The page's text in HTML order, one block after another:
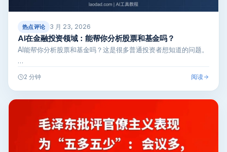
热点评论 3 月 23, 2026
AI在金融投资领域：能帮你分析股票和基金吗？
AI能帮你分析股票和基金吗？这是很多普通投资者想知道的问题。
…
2 分钟 阅读